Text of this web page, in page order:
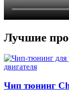
Лучшие
Чип тюнинг